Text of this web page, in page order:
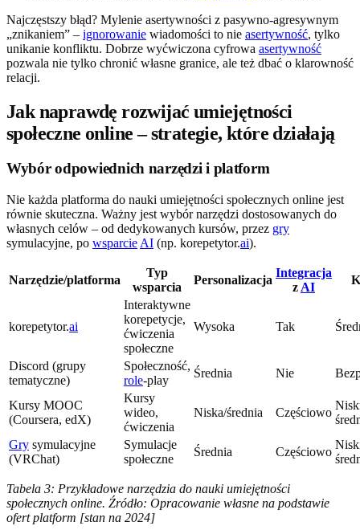
Najczęstszy błąd? Mylenie asertywności z pasywno-agresywnym
„znikaniem” – ignorowanie wiadomości to nie asertywność, tylko
unikanie konfliktu. Dobrze wyćwiczona cyfrowa asertywność
pozwala nie tylko chronić własne granice, ale też dbać o klarowność
relacji.
Jak naprawdę rozwijać umiejętności
społeczne online – strategie, które działają
Wybór odpowiednich narzędzi i platform
Nie każda platforma do nauki umiejętności społecznych online jest
równie skuteczna. Ważny jest wybór narzędzi dostosowanych do
własnych celów – od dedykowanych kursów, przez gry
symulacyjne, po wsparcie AI (np. korepetytor.ai).
Narzędzie/platforma
Typ
wsparcia
Personalizacja
Integracja
z AI
korepetytor.ai
Interaktywne
korepetycje,
ćwiczenia
społeczne
Wysoka Tak
Discord (grupy
tematyczne)
Społeczność,
role-play
Średnia Nie
Kursy MOOC
(Coursera, edX)
Kursy
wideo,
ćwiczenia
Niska/średnia Częściowo
Gry symulacyjne
(VRChat)
Symulacje
społeczne
Średnia Częściowo
Tabela 3: Przykładowe narzędzia do nauki umiejętności
społecznych online. Źródło: Opracowanie własne na podstawie
ofert platform [stan na 2024]